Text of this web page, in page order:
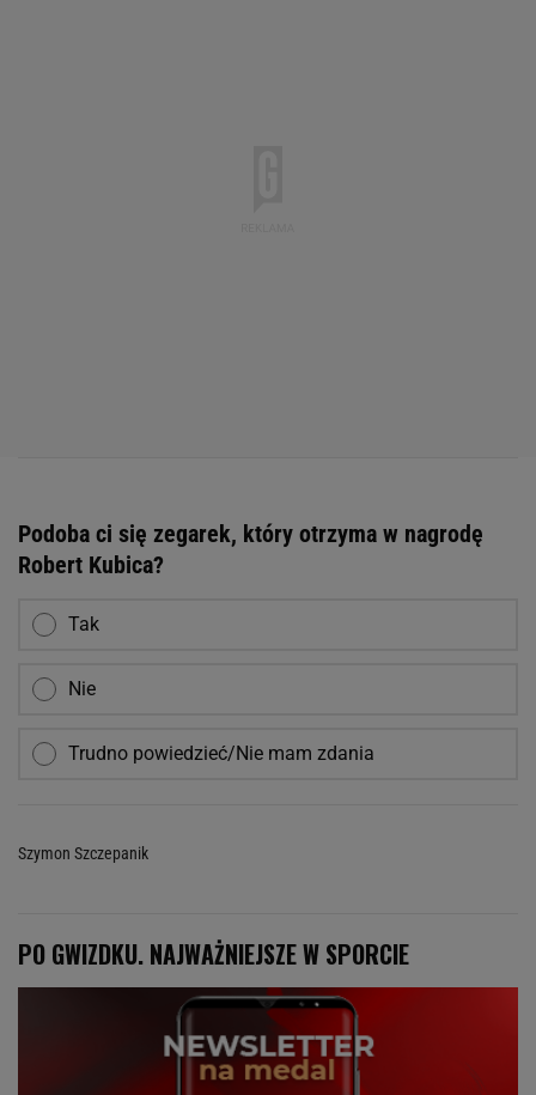
Podoba ci się zegarek, który otrzyma w nagrodę
Robert Kubica?
Tak
Nie
Trudno powiedzieć/Nie mam zdania
Szymon Szczepanik